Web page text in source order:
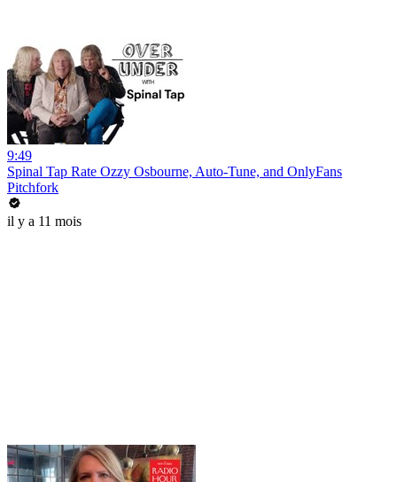
9:49
Spinal Tap Rate Ozzy Osbourne, Auto-Tune, and OnlyFans
Pitchfork
il y a 11 mois